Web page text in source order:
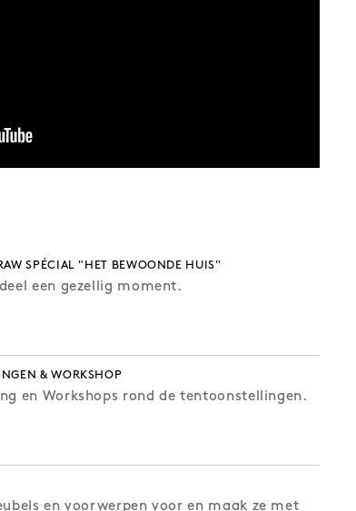
SPÉCIAL "HET BEWOONDE HUIS"
een gezellig moment.
& WORKSHOP
en Workshops rond de tentoonstellingen.
en voorwerpen voor en maak ze met